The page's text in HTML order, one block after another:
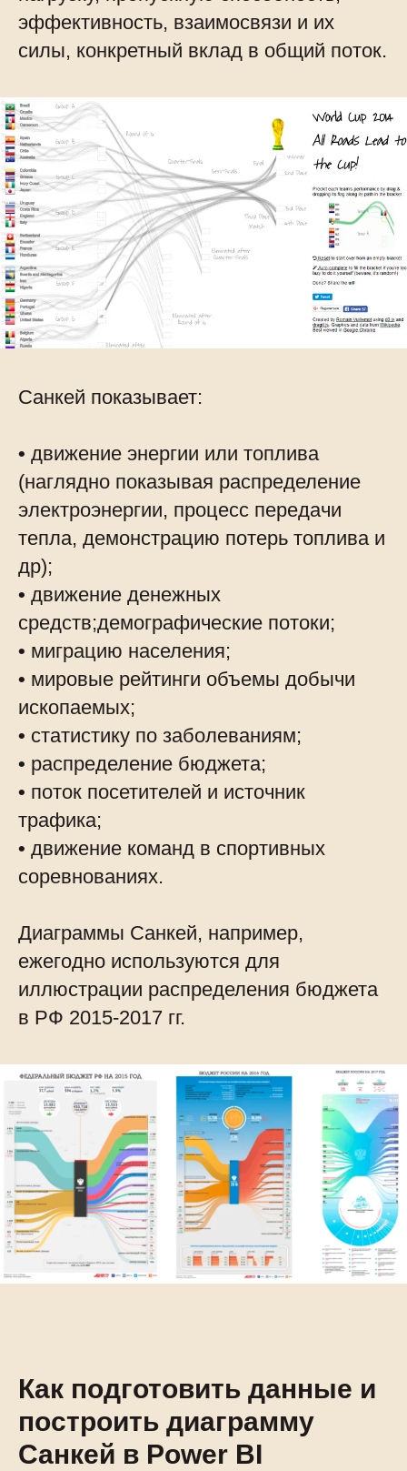
эффективность, взаимосвязи и их
силы, конкретный вклад в общий поток.
Санкей показывает:
• движение энергии или топлива
(наглядно показывая распределение
электроэнергии, процесс передачи
тепла, демонстрацию потерь топлива и
др);
• движение денежных
средств;демографические потоки;
• миграцию населения;
• мировые рейтинги объемы добычи
ископаемых;
• статистику по заболеваниям;
• распределение бюджета;
• поток посетителей и источник
трафика;
• движение команд в спортивных
соревнованиях.
Диаграммы Санкей, например,
ежегодно используются для
иллюстрации распределения бюджета
в РФ 2015-2017 гг.
Как подготовить данные и
построить диаграмму
Санкей в Power BI